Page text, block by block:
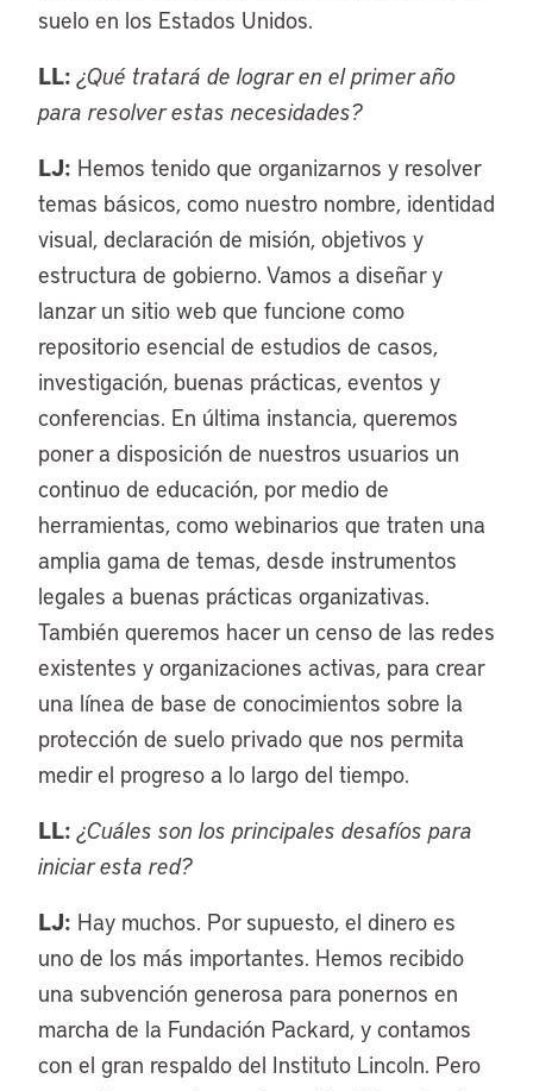
suelo en los Estados Unidos.
LL: ¿Qué tratará de lograr en el primer año
para resolver estas necesidades?
LJ: Hemos tenido que organizarnos y resolver
temas básicos, como nuestro nombre, identidad
visual, declaración de misión, objetivos y
estructura de gobierno. Vamos a diseñar y
lanzar un sitio web que funcione como
repositorio esencial de estudios de casos,
investigación, buenas prácticas, eventos y
conferencias. En última instancia, queremos
poner a disposición de nuestros usuarios un
continuo de educación, por medio de
herramientas, como webinarios que traten una
amplia gama de temas, desde instrumentos
legales a buenas prácticas organizativas.
También queremos hacer un censo de las redes
existentes y organizaciones activas, para crear
una línea de base de conocimientos sobre la
protección de suelo privado que nos permita
medir el progreso a lo largo del tiempo.
LL: ¿Cuáles son los principales desafíos para
iniciar esta red?
LJ: Hay muchos. Por supuesto, el dinero es
uno de los más importantes. Hemos recibido
una subvención generosa para ponernos en
marcha de la Fundación Packard, y contamos
con el gran respaldo del Instituto Lincoln. Pero